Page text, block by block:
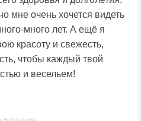
мне очень хочется видеть
много лет. А ещё я
красоту и свежесть,
чтобы каждый твой
и весельем!